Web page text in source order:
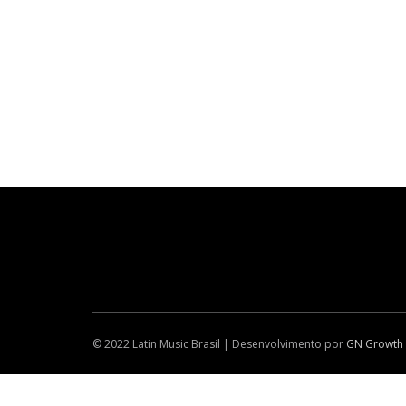
© 2022 Latin Music Brasil | Desenvolvimento por GN Growth